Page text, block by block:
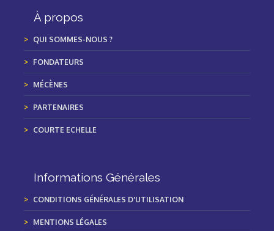
À propos
QUI SOMMES-NOUS ?
FONDATEURS
MÉCÈNES
PARTENAIRES
COURTE ECHELLE
Informations Générales
CONDITIONS GÉNÉRALES D'UTILISATION
MENTIONS LÉGALES